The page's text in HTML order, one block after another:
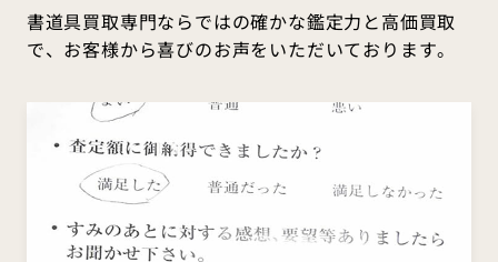
書道具買取専門ならではの確かな鑑定力と高価買取
で、 お客様から喜びのお声をいただいております。